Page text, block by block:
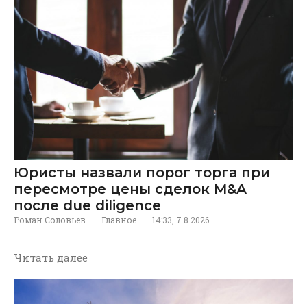
Юристы назвали порог торга при
пересмотре цены сделок M&A
после due diligence
Роман Соловьев · Главное · 14:33, 7.8.2026
Читать далее